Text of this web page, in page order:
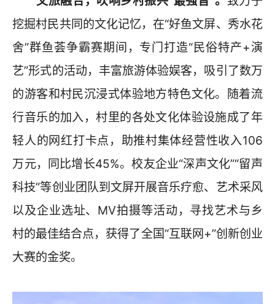
挖掘村民共同的文化记忆，在“好鱼文屏、秀水花
舍”群鱼荟争霸赛期间，专门打造“民俗特产+演
艺”形式的活动，丰富旅游体验娱客，吸引了数万
的游客和村民沉浸式体验地方特色文化。随着流
行音乐的加入，村里的各处文化体验设施成了年
轻人的网红打卡点，助推村集体经营性收入106
万元，同比增长45%。校友企业“深声文化”“留声
科技”等创业团队到文屏开展音乐疗愈、艺术采风
以及企业选址、MV拍摄等活动，寻找艺术与乡
村的最佳结合点，获得了全国“互联网+”创新创业
大赛的金奖。